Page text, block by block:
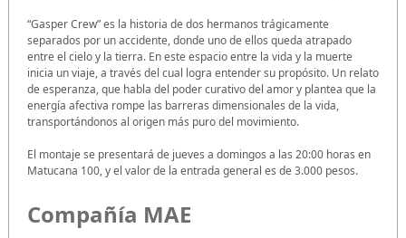
“Gasper Crew” es la historia de dos hermanos trágicamente
separados por un accidente, donde uno de ellos queda atrapado
entre el cielo y la tierra. En este espacio entre la vida y la muerte
inicia un viaje, a través del cual logra entender su propósito. Un relato
de esperanza, que habla del poder curativo del amor y plantea que la
energía afectiva rompe las barreras dimensionales de la vida,
transportándonos al origen más puro del movimiento.
El montaje se presentará de jueves a domingos a las 20:00 horas en
Matucana 100, y el valor de la entrada general es de 3.000 pesos.
Compañía MAE